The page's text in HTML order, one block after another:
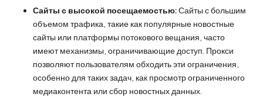
y
Сайты с высокой посещаемостью:Сайты с большим
объемом трафика, такие как популярные новостные
сайты или платформы потокового вещания, часто
имеют механизмы, ограничивающие доступ. Прокси
позволяют пользователям обходить эти ограничения,
особенно для таких задач, как просмотр ограниченного
медиаконтента или сбор новостных данных.